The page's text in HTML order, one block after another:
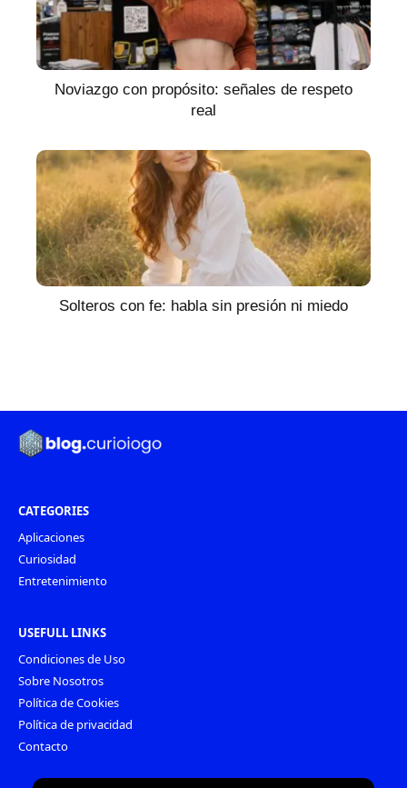
Noviazgo con propósito: señales de respeto
real
Solteros con fe: habla sin presión ni miedo
CATEGORIES
Aplicaciones
Curiosidad
Entretenimiento
USEFULL LINKS
Condiciones de Uso
Sobre Nosotros
Política de Cookies
Política de privacidad
Contacto